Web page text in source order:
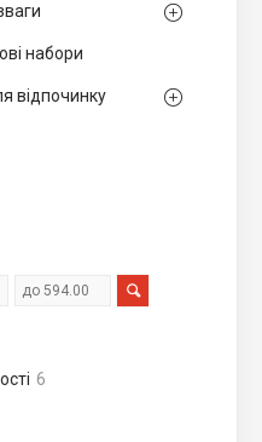
набори
відпочинку
6